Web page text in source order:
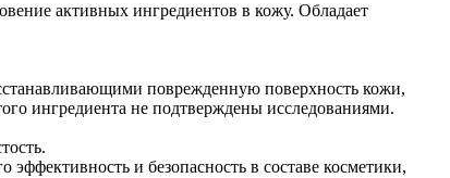
активных ингредиентов в кожу. Обладает
поврежденную поверхность кожи,
ингредиента не подтверждены исследованиями.
и безопасность в составе косметики,